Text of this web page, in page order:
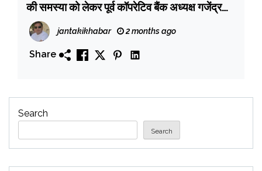
की समस्या को लेकर पूर्व कॉपरेटिव बैंक अध्यक्ष गजेंद्र
रावत ने जिलाधिकारी को सौंपा ज्ञापन
jantakikhabar 2 months ago
Share
Search
Search